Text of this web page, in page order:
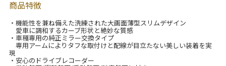
商品特徴
・機能性を兼ね備えた洗練された大画面薄型スリムデザイン
愛車に調和するカーブ形状と絶妙な質感
・車種専用の純正ミラー交換タイプ
専用アームによりタフな取付けと配線が目立たない美しい装着を実
現
・安心のドライブレコーダー